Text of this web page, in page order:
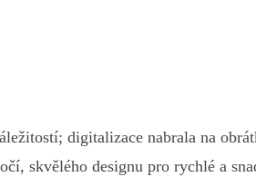
digitalizace nabrala na
skvělého designu pro rychlé a